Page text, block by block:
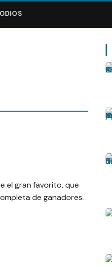
el gran favorito, que
de ganadores.